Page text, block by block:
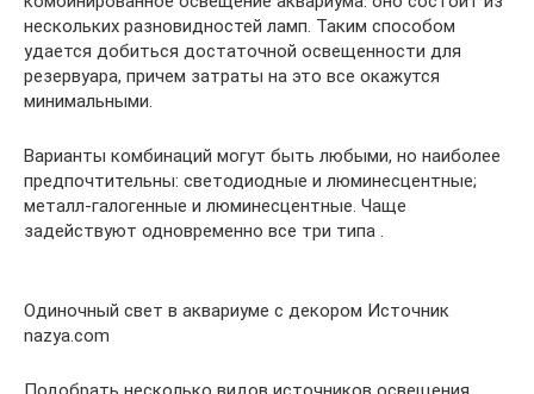
нескольких разновидностей ламп. Таким способом
удается добиться достаточной освещенности для
резервуара, причем затраты на это все окажутся
минимальными.
Варианты комбинаций могут быть любыми, но наиболее
предпочтительны: светодиодные и люминесцентные;
металл-галогенные и люминесцентные. Чаще
задействуют одновременно все три типа .
Одиночный свет в аквариуме с декором Источник
nazya.com